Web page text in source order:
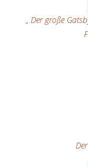
„ Der große